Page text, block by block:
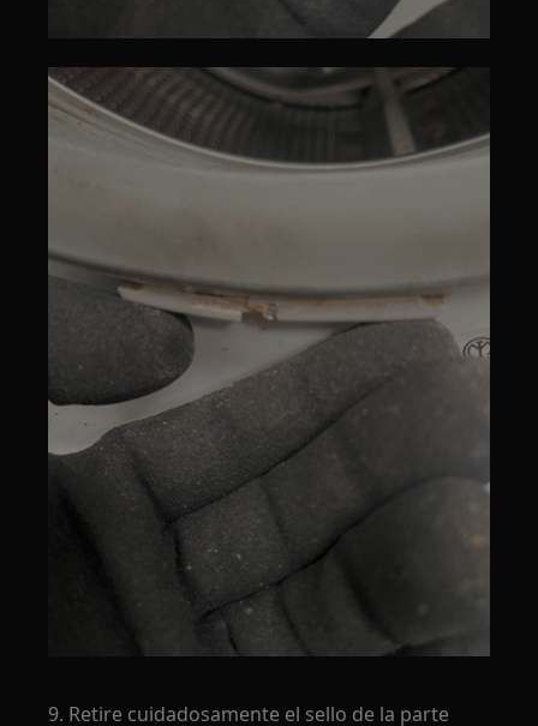
9. Retire cuidadosamente el sello de la parte